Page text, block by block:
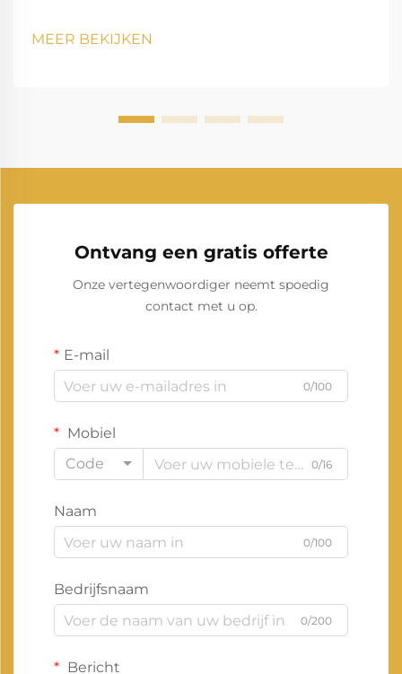
elektriciteit opwekken en verbruiken verandert. Deze
MEER BEKIJKEN
Ontvang een gratis offerte
Onze vertegenwoordiger neemt spoedig
contact met u op.
E-mail
0/100
Mobiel
Code
0/16
Naam
0/100
Bedrijfsnaam
0/200
Bericht